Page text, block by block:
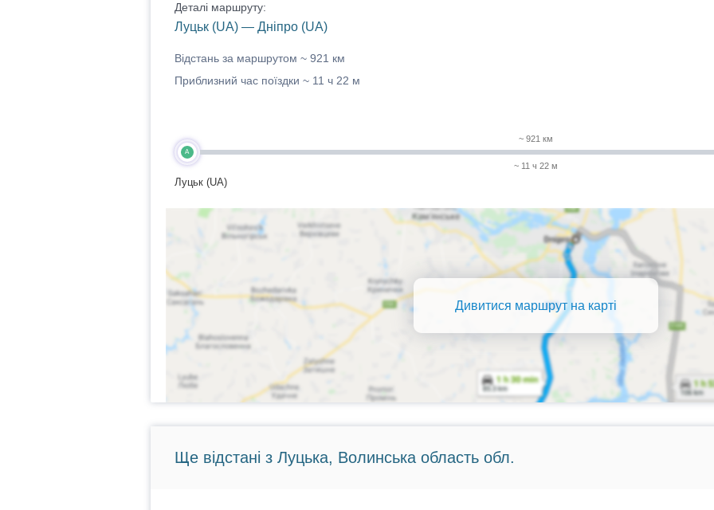
Деталі маршруту:
Луцьк (UA) — Дніпро (UA)
Відстань за маршрутом ~ 921 км
Приблизний час поїздки ~ 11 ч 22 м
A
Луцьк (UA)
~ 921 км
~ 11 ч 22 м
Дивитися маршрут на карті
Ще відстані з Луцька, Волинська область обл.